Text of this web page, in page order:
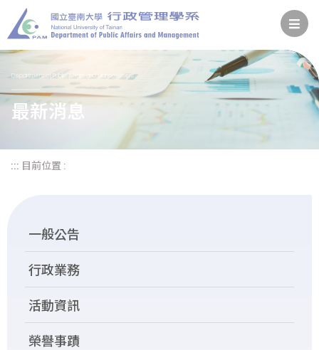
Department of Public Affairs and Management
最新消息
::: 目前位置 :
一般公告
行政業務
活動資訊
榮譽事蹟